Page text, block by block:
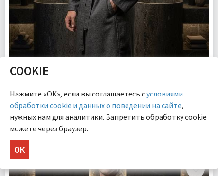
8 380.00 ₽
Размер:
Комплектация:
Халат 1 шт
COOKIE
Нажмите «ОК», если вы соглашаетесь сусловиями
обработки cookie и данных о поведении на сайте,
нужных нам для аналитики. Запретить обработку cookie
можете через браузер.
ОК